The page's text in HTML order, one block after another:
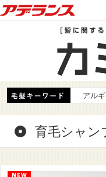
アデラ
アル
育毛シャン